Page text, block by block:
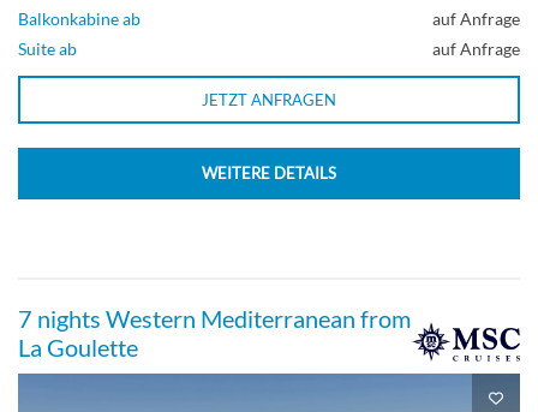
Balkonkabine ab
auf Anfrage
Suite ab
auf Anfrage
JETZT ANFRAGEN
WEITERE DETAILS
7 nights Western Mediterranean from
La Goulette